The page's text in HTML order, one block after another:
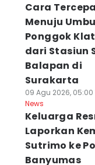
Cara
Menuju
Ponggok
dari Stasiun
Balapan di
Surakarta
09 Agu 2026, 05:00
News
Keluarga
Laporkan
Sutrimo ke
Banyumas